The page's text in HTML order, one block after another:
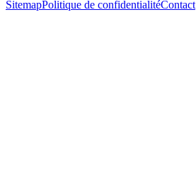
SitemapPolitique de confidentialitéContact